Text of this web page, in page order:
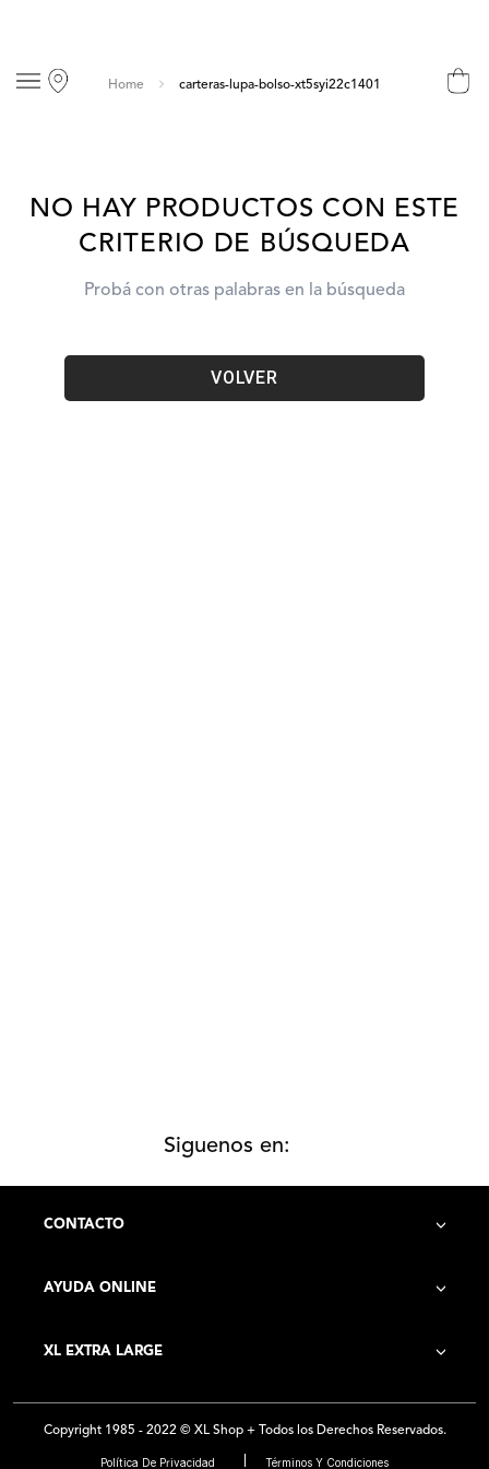
carteras-lupa-bolso-xt5syi22c1401
NO HAY PRODUCTOS CON ESTE
CRITERIO DE BÚSQUEDA
Probá con otras palabras en la búsqueda
VOLVER
Siguenos en:
CONTACTO
AYUDA ONLINE
Contacto
Preguntas Frecuentes
XL EXTRA LARGE
Historia de la Empresa
Copyright 1985 - 2022 © XL Shop + Todos los Derechos Reservados.
Política De Privacidad Términos Y Condiciones